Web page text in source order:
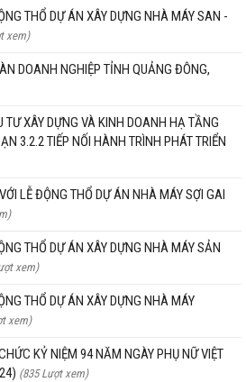
THỔ DỰ ÁN XÂY DỰNG NHÀ MÁY SAN -
xem)
DOANH NGHIỆP TỈNH QUẢNG ĐÔNG,
XÂY DỰNG VÀ KINH DOANH HẠ TẦNG
3.2.2 TIẾP NỐI HÀNH TRÌNH PHÁT TRIỂN
LỄ ĐỘNG THỔ DỰ ÁN NHÀ MÁY SỢI GAI
THỔ DỰ ÁN XÂY DỰNG NHÀ MÁY SẢN
xem)
THỔ DỰ ÁN XÂY DỰNG NHÀ MÁY
xem)
KỶ NIỆM 94 NĂM NGÀY PHỤ NỮ VIỆT
(835 Lượt xem)